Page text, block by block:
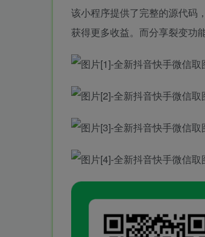
该小程序提供了完整的源代码
获得更多收益。而分享裂变功